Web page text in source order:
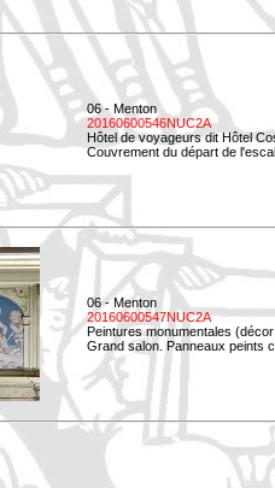
06 - Menton
20160600546NUC2A
Hôtel de voyageurs dit Hôtel
Couvrement du départ de
06 - Menton
20160600547NUC2A
Peintures monumentales
Grand salon. Panneaux peints